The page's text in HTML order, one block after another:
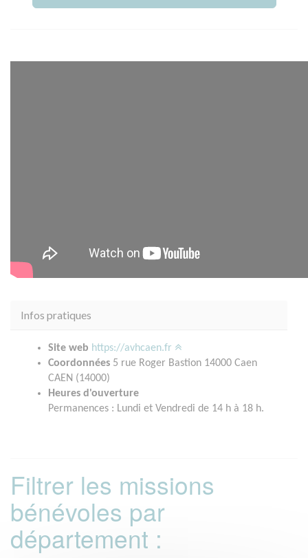
Infos pratiques
Site web https://avhcaen.fr
Coordonnées 5 rue Roger Bastion 14000 Caen
CAEN (14000)
Heures d'ouverture
Permanences : Lundi et Vendredi de 14 h à 18 h.
Filtrer les missions
bénévoles par
département :